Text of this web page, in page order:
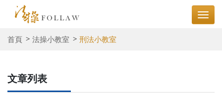
首頁 法操小教室 刑法小教室
文章列表